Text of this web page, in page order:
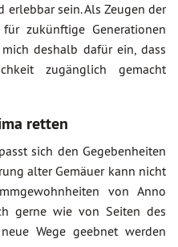
sein. Als Zeugen der
zukünftige Generationen
deshalb dafür ein, dass
zugänglich gemacht
retten
sich den Gegebenheiten
alter Gemäuer kann nicht
von Anno
gerne wie von Seiten des
Wege geebnet werden